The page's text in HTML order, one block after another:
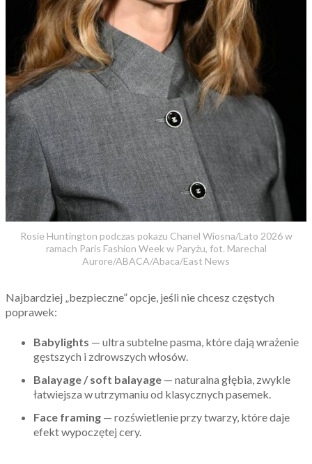
Rosie Huntington podczas pokazu Chanel Wiosna/Lato 2026 w
ramach Paris Fashion Week w Paryżu, fot. Marechal
Aurore/ABACA/Abaca/East News
Najbardziej „bezpieczne” opcje, jeśli nie chcesz częstych
poprawek:
Babylights — ultra subtelne pasma, które dają wrażenie
gęstszych i zdrowszych włosów.
Balayage / soft balayage — naturalna głębia, zwykle
łatwiejsza w utrzymaniu od klasycznych pasemek.
Face framing — rozświetlenie przy twarzy, które daje
efekt wypoczętej cery.